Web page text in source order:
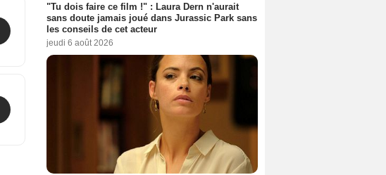
"Tu dois faire ce film !" : Laura Dern n'aurait
sans doute jamais joué dans Jurassic Park sans
les conseils de cet acteur
jeudi 6 août 2026